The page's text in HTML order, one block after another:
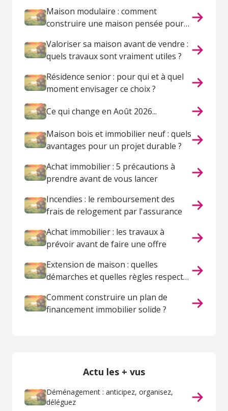
Maison modulaire : comment
construire une maison pensée pour
Valoriser sa maison avant de vendre :
quels travaux sont vraiment utiles ?
Résidence senior : pour qui et à quel
moment envisager ce choix ?
Ce qui change en Août 2026...
Maison bois et immobilier neuf : quels
avantages pour un projet durable ?
Achat immobilier : 5 précautions à
prendre avant de vous lancer
Incendies : le remboursement des
frais de relogement par l'assurance
Achat immobilier : les travaux à
prévoir avant de faire une offre
Extension de maison : quelles
démarches et quelles règles respecter
Comment construire un plan de
financement immobilier solide ?
Actu les + vus
Déménagement : anticipez, organisez,
déléguez